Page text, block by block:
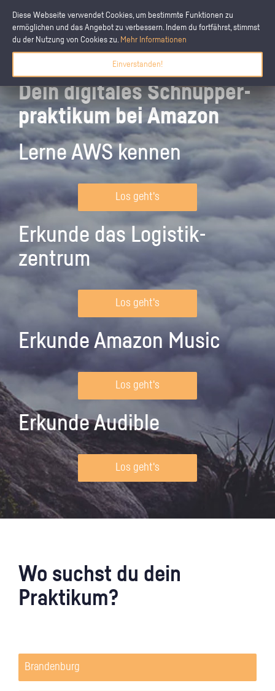
Diese Webseite verwendet Cookies, um bestimmte Funktionen zu
ermöglichen und das Angebot zu verbessern. Indem du fortfährst, stimmst
du der Nutzung von Cookies zu. Mehr Informationen
Einverstanden!
Dein digitales Schnupper­
praktikum bei Amazon
Lerne AWS kennen
Los geht's
Erkunde das Logistik­
zentrum
Los geht's
Erkunde Amazon Music
Los geht's
Erkunde Audible
Los geht's
Wo suchst du dein
Praktikum?